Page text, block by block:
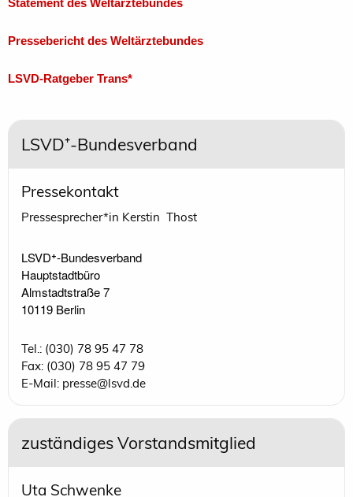
Statement des Weltärztebundes
Pressebericht des Weltärztebundes
LSVD-Ratgeber Trans*
LSVD⁺-Bundesverband
Pressekontakt
Pressesprecher*in Kerstin Thost
LSVD⁺-Bundesverband
Hauptstadtbüro
Almstadtstraße 7
10119 Berlin
Tel.: (030) 78 95 47 78
Fax: (030) 78 95 47 79
E-Mail: presse@lsvd.de
zuständiges Vorstandsmitglied
Uta Schwenke